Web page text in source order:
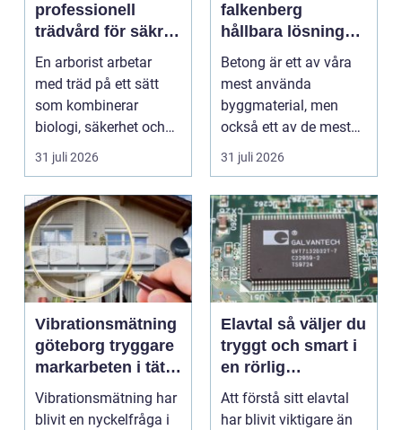
professionell
trädvård för säkra
och friska träd
En arborist arbetar
med träd på ett sätt
som kombinerar
biologi, säkerhet och
hantverk. I en stad so...
31 juli 2026
falkenberg
hållbara lösningar
för grund, golv
och utemiljö
Betong är ett av våra
mest använda
byggmaterial, men
också ett av de mest
missförstådda. Många
tänke...
31 juli 2026
Vibrationsmätning
göteborg tryggare
markarbeten i tät
stadsmiljö
Vibrationsmätning har
blivit en nyckelfråga i
Elavtal så väljer du
tryggt och smart i
en rörlig
elmarknad
Att förstå sitt elavtal
har blivit viktigare än